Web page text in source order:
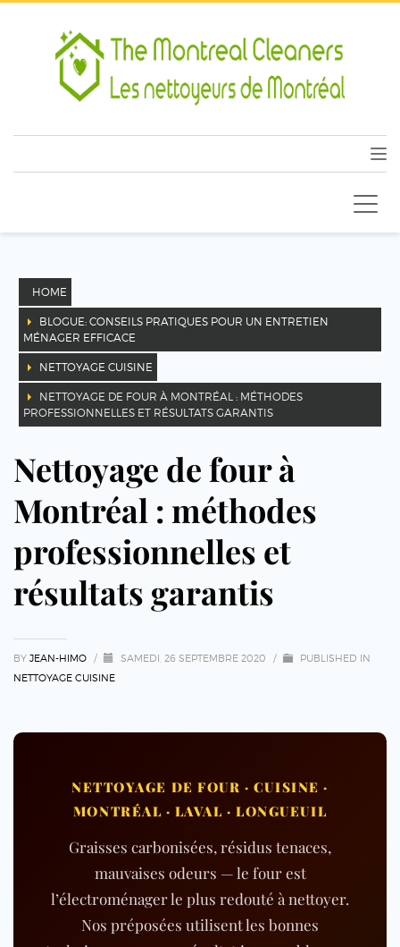
HOME
BLOGUE: CONSEILS PRATIQUES POUR UN ENTRETIEN
MÉNAGER EFFICACE
NETTOYAGE CUISINE
NETTOYAGE DE FOUR À MONTRÉAL : MÉTHODES
PROFESSIONNELLES ET RÉSULTATS GARANTIS
Nettoyage de four à
Montréal : méthodes
professionnelles et
résultats garantis
BY JEAN-HIMO / SAMEDI, 26 SEPTEMBRE 2020 /
PUBLISHED IN
NETTOYAGE CUISINE
NETTOYAGE DE FOUR · CUISINE ·
MONTRÉAL · LAVAL · LONGUEUIL
Graisses carbonisées, résidus tenaces,
mauvaises odeurs — le four est
l’électroménager le plus redouté à nettoyer.
Nos préposées utilisent les bonnes